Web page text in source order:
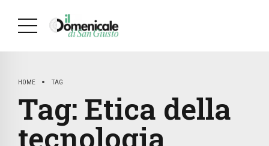
HOME TAG
Tag: Etica della
tecnologia